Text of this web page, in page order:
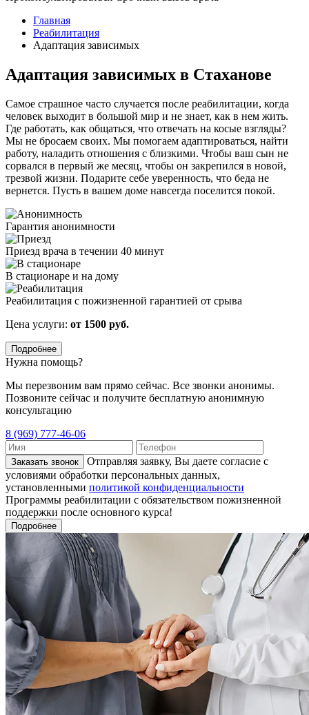
Главная
Реабилитация
Адаптация зависимых
Адаптация зависимых в Стаханове
Самое страшное часто случается после реабилитации, когда
человек выходит в большой мир и не знает, как в нем жить.
Где работать, как общаться, что отвечать на косые взгляды?
Мы не бросаем своих. Мы помогаем адаптироваться, найти
работу, наладить отношения с близкими. Чтобы ваш сын не
сорвался в первый же месяц, чтобы он закрепился в новой,
трезвой жизни. Подарите себе уверенность, что беда не
вернется. Пусть в вашем доме навсегда поселится покой.
Гарантия анонимности
Приезд врача в течении 40 минут
В стационаре и на дому
Реабилитация с пожизненной гарантией от срыва
Цена услуги: от 1500 руб.
Подробнее
Нужна помощь?
Мы перезвоним вам прямо сейчас. Все звонки анонимы.
Позвоните сейчас и получите бесплатную анонимную
консультацию
8 (969) 777-46-06
Заказать звонок
Отправляя заявку, Вы даете согласие с
условиями обработки персональных данных,
установленными политикой конфиденциальности
Программы реабилитации с обязательством пожизненной
поддержки после основного курса!
Подробнее